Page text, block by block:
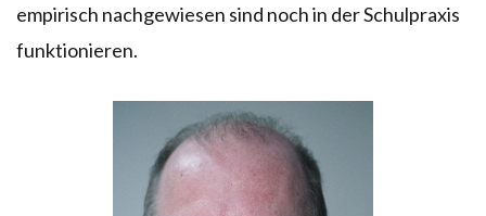
empirisch nachgewiesen sind noch in der Schulpraxis
funktionieren.